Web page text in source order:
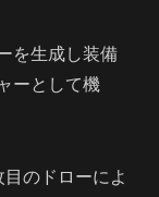
を生成し装備
ーとして機
のドローによ